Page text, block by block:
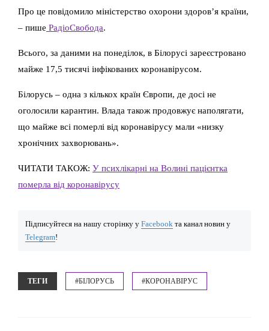
Про це повідомило міністерство охорони здоров’я країни,
– пише РадіоСвобода.
Всього, за даними на понеділок, в Білорусі зареєстровано
майже 17,5 тисячі інфікованих коронавірусом.
Білорусь – одна з кількох країн Європи, де досі не
оголосили карантин. Влада також продовжує наполягати,
що майже всі померлі від коронавірусу мали «низку
хронічних захворювань».
ЧИТАТИ ТАКОЖ: У психлікарні на Волині пацієнтка
померла від коронавірусу
Підписуйтеся на нашу сторінку у Facebook та канал новин у
Telegram!
ТЕГИ #БІЛОРУСЬ #КОРОНАВІРУС